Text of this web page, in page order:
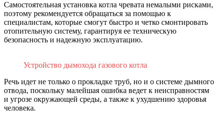
Самостоятельная установка котла чревата немалыми рисками,
поэтому рекомендуется обращаться за помощью к
специалистам, которые смогут быстро и четко смонтировать
отопительную систему, гарантируя ее техническую
безопасность и надежную эксплуатацию.
Устройство дымохода газового котла
Речь идет не только о прокладке труб, но и о системе дымного
отвода, поскольку малейшая ошибка ведет к неисправностям
и угрозе окружающей среды, а также к ухудшению здоровья
человека.